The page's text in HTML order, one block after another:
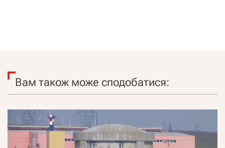
Вам також може сподобатися: